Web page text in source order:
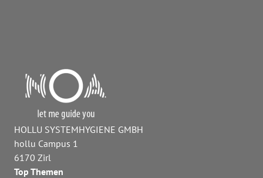
HOLLU SYSTEMHYGIENE GMBH
hollu Campus 1
6170 Zirl
Top Themen